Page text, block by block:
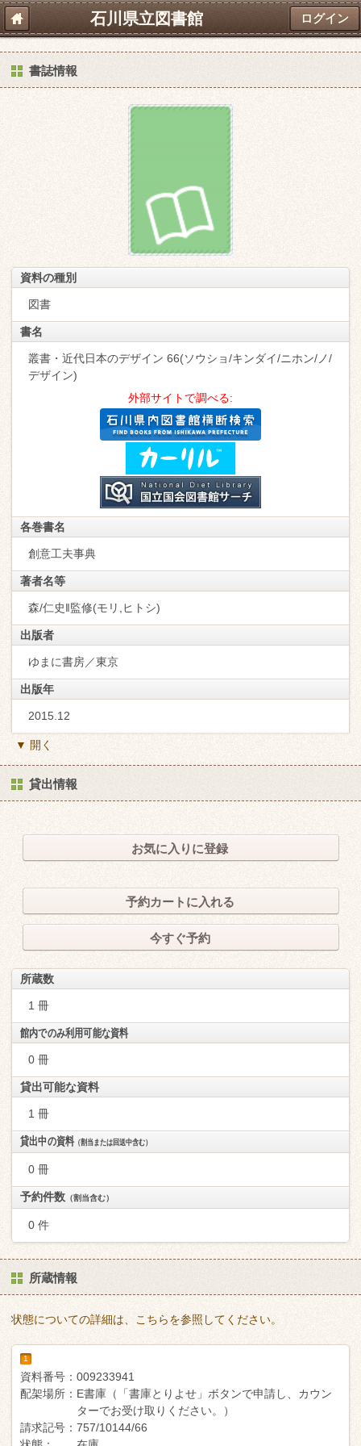
石川県立図書館 ログイン
書誌情報
資料の種別
図書
書名
叢書・近代日本のデザイン 66(ソウショ/キンダイ/ニホン/ノ/
デザイン)
外部サイトで調べる:
各巻書名
創意工夫事典
著者名等
森/仁史‖監修(モリ,ヒトシ)
出版者
ゆまに書房／東京
出版年
2015.12
▼ 開く
貸出情報
お気に入りに登録
予約カートに入れる
今すぐ予約
所蔵数
1 冊
館内でのみ利用可能な資料
0 冊
貸出可能な資料
1 冊
貸出中の資料（割当または回送中含む）
0 冊
予約件数 （割当含む）
0 件
所蔵情報
状態についての詳細は、こちらを参照してください。
1
資料番号： 009233941
配架場所： E書庫（「書庫とりよせ」ボタンで申請し、カウン
ターでお受け取りください。）
請求記号： 757/10144/66